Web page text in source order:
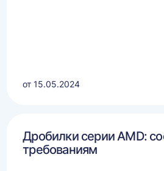
от 15.05.2024
Дробилки серии AMD:
требованиям